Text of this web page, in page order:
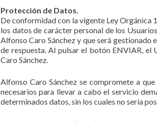
Protección de Datos.
De conformidad con la vigente Ley
los datos de carácter personal de los
Alfonso Caro Sánchez y que será
de respuesta. Al pulsar el botón ENVIAR,
Caro Sánchez.
Alfonso Caro Sánchez se compromete a
necesarios para llevar a cabo el servicio
determinados datos, sin los cuales no sería